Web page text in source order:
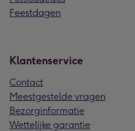
Feestdagen
Klantenservice
Contact
Meestgestelde vragen
Bezorginformatie
Wettelijke garantie